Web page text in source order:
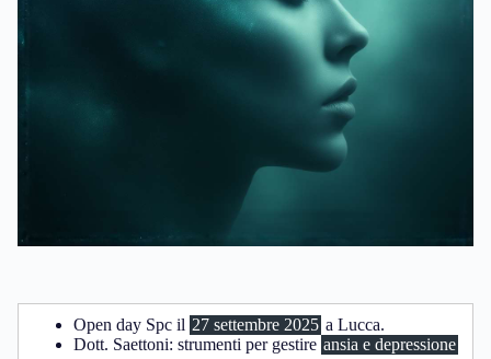
Open day Spc il 27 settembre 2025 a Lucca.
Dott. Saettoni: strumenti per gestire ansia e depressione